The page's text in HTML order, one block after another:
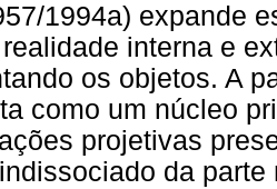
1994a) expande
interna e
os objetos. A
como um núcleo
projetivas
da